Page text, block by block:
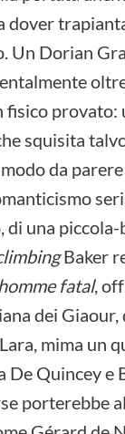
dover
Un Dorian
oltre
fisico provato:
squisita
da
di una
Baker
fatal,
dei Giaour,
mima un
De Quincey e
porterebbe